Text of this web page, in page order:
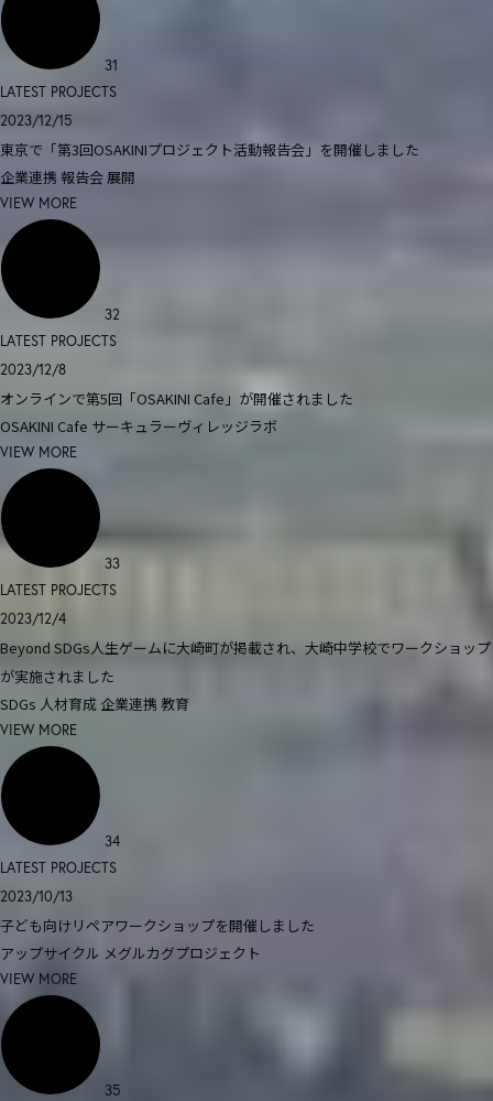
31
LATEST PROJECTS
2023/12/15
東京で「第3回OSAKINIプロジェクト活動報告会」を開催しました
企業連携 報告会展開
VIEW MORE
32
LATEST PROJECTS
2023/12/8
オンラインで第5回「OSAKINI Cafe」が開催されました
OSAKINI Cafe サーキュラーヴィレッジラボ
VIEW MORE
33
LATEST PROJECTS
2023/12/4
Beyond SDGs人生ゲームに大崎町が掲載され、大崎中学校でワークショップ
が実施されました
SDGs 人材育成 企業連携 教育
VIEW MORE
34
LATEST PROJECTS
2023/10/13
子ども向けリペアワークショップを開催しました
アップサイクル メグルカグプロジェクト
VIEW MORE
35